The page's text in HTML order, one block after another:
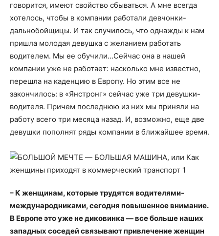
говорится, имеют свойство сбываться. А мне всегда
хотелось, чтобы в компании работали девчонки-
дальнобойщицы. И так случилось, что однажды к нам
пришла молодая девушка с желанием работать
водителем. Мы ее обучили…Сейчас она в нашей
компании уже не работает: насколько мне известно,
перешла на каденцию в Европу. Но этим все не
закончилось: в «Янстронг» сейчас уже три девушки-
водителя. Причем последнюю из них мы приняли на
работу всего три месяца назад. И, возможно, еще две
девушки пополнят ряды компании в ближайшее время.
– К женщинам, которые трудятся водителями-
международниками, сегодня повышенное внимание.
В Европе это уже не диковинка — все больше наших
западных соседей связывают привлечение женщин